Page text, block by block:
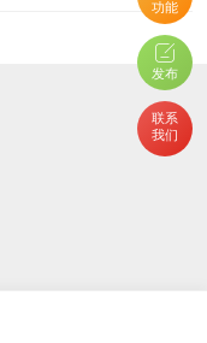
功能
发布
联系
我们
28-6-2026 07:34
28-6-2026 07:34
10-6-2026 16:05